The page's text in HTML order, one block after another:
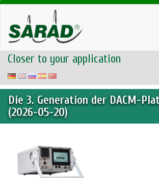
Closer to your application
Die 3. Generation der DACM-
(2026-05-20)